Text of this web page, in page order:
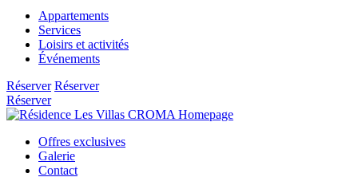
Appartements
Services
Loisirs et activités
Événements
Réserver Réserver
Réserver
Close
Offres exclusives
Galerie
Contact